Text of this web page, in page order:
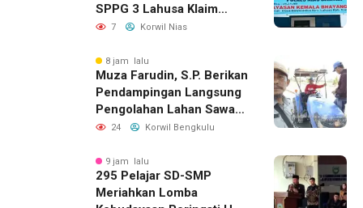
SPPG 3 Lahusa Klaim
Langsung Ganti dan
7 Korwil Nias
8 jam lalu
Muza Farudin, S.P. Berikan
Pendampingan Langsung
Pengolahan Lahan Sawah
di Seginim
24 Korwil Bengkulu
9 jam lalu
295 Pelajar SD-SMP
Meriahkan Lomba